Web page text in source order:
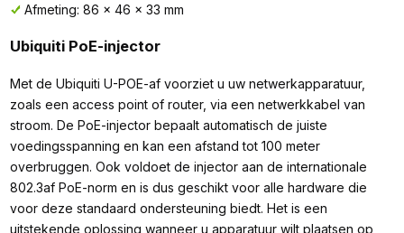
Afmeting: 86 x 46 x 33 mm
Ubiquiti PoE-injector
Met de Ubiquiti U-POE-af voorziet u uw netwerkapparatuur,
zoals een access point of router, via een netwerkkabel van
stroom. De PoE-injector bepaalt automatisch de juiste
voedingsspanning en kan een afstand tot 100 meter
overbruggen. Ook voldoet de injector aan de internationale
802.3af PoE-norm en is dus geschikt voor alle hardware die
voor deze standaard ondersteuning biedt. Het is een
uitstekende oplossing wanneer u apparatuur wilt plaatsen op